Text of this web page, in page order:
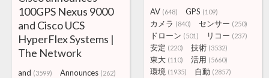
AV (648) GPS (109)
カメラ (840) センサー (250)
ドローン (501) リコー (237)
安定 (220) 技術 (3532)
東大 (110) 活用 (5660)
環境 (1935) 自動 (2857)
100GPS Nexus 9000
and Cisco UCS
HyperFlex Systems |
The Network
and (3599) Announces (262)